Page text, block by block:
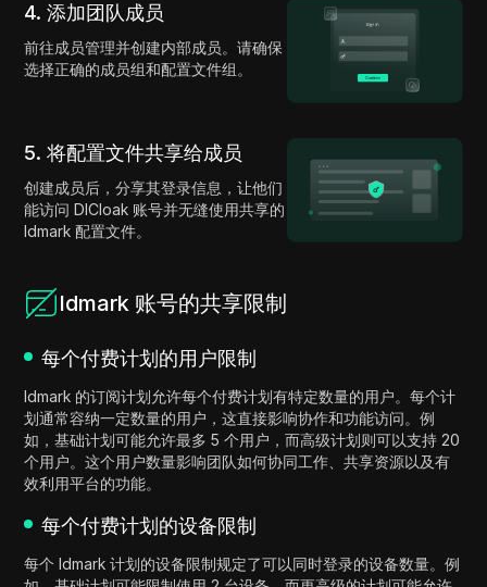
4. 添加团队成员
前往成员管理并创建内部成员。请确保
选择正确的成员组和配置文件组。
5. 将配置文件共享给成员
创建成员后，分享其登录信息，让他们
能访问 DICloak 账号并无缝使用共享的
Idmark 配置文件。
Idmark 账号的共享限制
每个付费计划的用户限制
Idmark 的订阅计划允许每个付费计划有特定数量的用户。每个计
划通常容纳一定数量的用户，这直接影响协作和功能访问。例
如，基础计划可能允许最多 5 个用户，而高级计划则可以支持 20
个用户。这个用户数量影响团队如何协同工作、共享资源以及有
效利用平台的功能。
每个付费计划的设备限制
每个 Idmark 计划的设备限制规定了可以同时登录的设备数量。例